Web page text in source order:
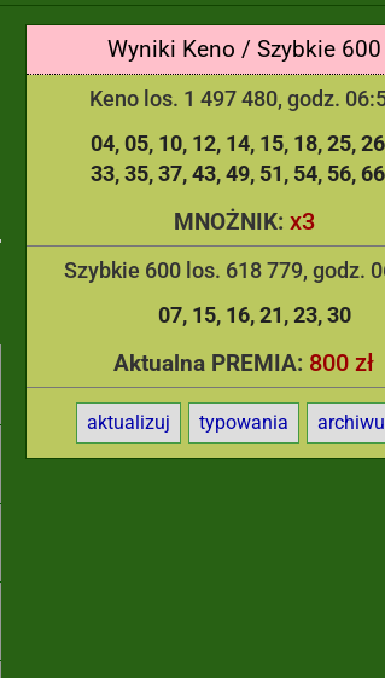
Wyniki Keno / Szybkie 600
Keno los. 1 497 480, godz.
04 05 10 12 14 15 18 25 26
33 35 37 43 49 51 54 56 66
MNOŻNIK: x3
Szybkie 600 los. 618 779, godz.
07 15 16 21 23 30
Aktualna PREMIA: 800 zł
aktualizuj typowania